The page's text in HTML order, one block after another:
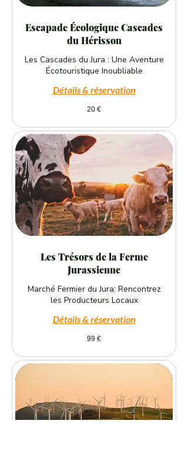
Escapade Écologique Cascades
du Hérisson
Les Cascades du Jura : Une Aventure
Écotouristique Inoubliable
Détails & réservation
20 €
Les Trésors de la Ferme
Jurassienne
Marché Fermier du Jura: Rencontrez
les Producteurs Locaux
Détails & réservation
99 €